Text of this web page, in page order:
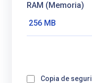
RAM (Memoria)
Copia de